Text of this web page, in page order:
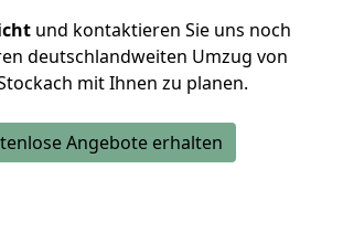
und kontaktieren Sie uns noch
deutschlandweiten Umzug von
mit Ihnen zu planen.
Angebote erhalten